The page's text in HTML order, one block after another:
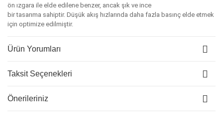
ön ızgara ile elde edilene benzer, ancak şık ve ince
bir tasarıma sahiptir. Düşük akış hızlarında daha fazla basınç elde etmek
için optimize edilmiştir.
Ürün Yorumları
Taksit Seçenekleri
Önerileriniz